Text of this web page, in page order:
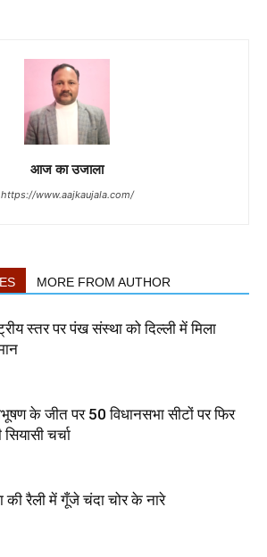
आज का उजाला
https://www.aajkaujala.com/
MORE FROM AUTHOR
स्तर पर पंख संस्था को दिल्ली में मिला
के जीत पर 50 विधानसभा सीटों पर फिर
सियासी चर्चा
की रैली में गूँजे चंदा चोर के नारे